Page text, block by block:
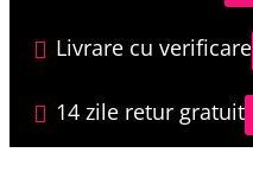
Livrare cu verificare
14 zile retur gratuit